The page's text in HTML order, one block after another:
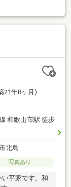
21年8ヶ月)
和歌山市駅 徒歩
北島
写真あり
平家です。和